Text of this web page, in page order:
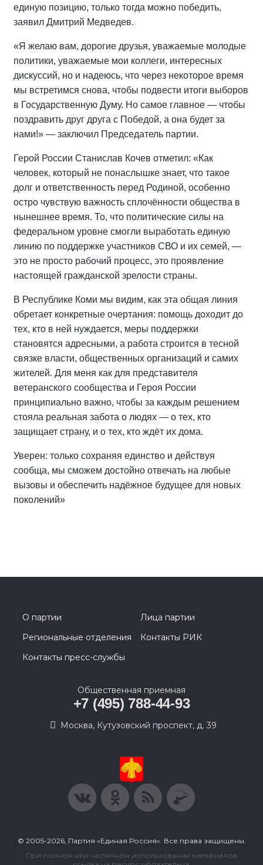
единую позицию, только тогда можно победить,
заявил Дмитрий Медведев.
«Я желаю вам, дорогие друзья, уважаемые молодые
политики, уважаемые мои коллеги, интересных
дискуссий, но и надеюсь, что через некоторое время
мы встретимся снова, чтобы подвести итоги выборов
в Государственную Думу. Но самое главное — чтобы
поздравить друг друга с Победой, а она будет за
нами!» — заключил Председатель партии.
Герой России Станислав Кочев отметил: «Как
человек, который не понаслышке знает, что такое
долг и ответственность перед Родиной, особенно
остро чувствую важность сплочённости общества в
нынешнее время. То, что политические силы на
федеральном уровне смогли выработать единую
линию по поддержке участников СВО и их семей, —
это не просто рабочий процесс, это проявление
настоящей гражданской зрелости страны.
В Республике Коми мы видим, как эта общая линия
обретает конкретные очертания: помощь доходит до
тех, кто в ней нуждается, меры поддержки
становятся адресными, а работа строится в тесной
связке власти, общественных организаций и самих
жителей. Для меня как для представителя
ветеранского сообщества и Героя России
принципиально важно, чтобы за каждым решением
стояла реальная забота о людях — о тех, кто
защищает страну, и о тех, кто ждёт их дома.
Уверен: только сохраняя единство и действуя
сообща, мы сможем достойно отвечать на любые
вызовы и обеспечить надёжное будущее для новых
поколений»
О партии
Лица партии
Региональные отделения
Контакты РИК
Контакты пресс-службы
Общественная приемная
+7 (495) 788-44-93
Москва, Кутузовский проспект, д. 39
© 2005-2026, Партия «Единая Россия». Все права защищены.
При полном или частичном использовании материалов